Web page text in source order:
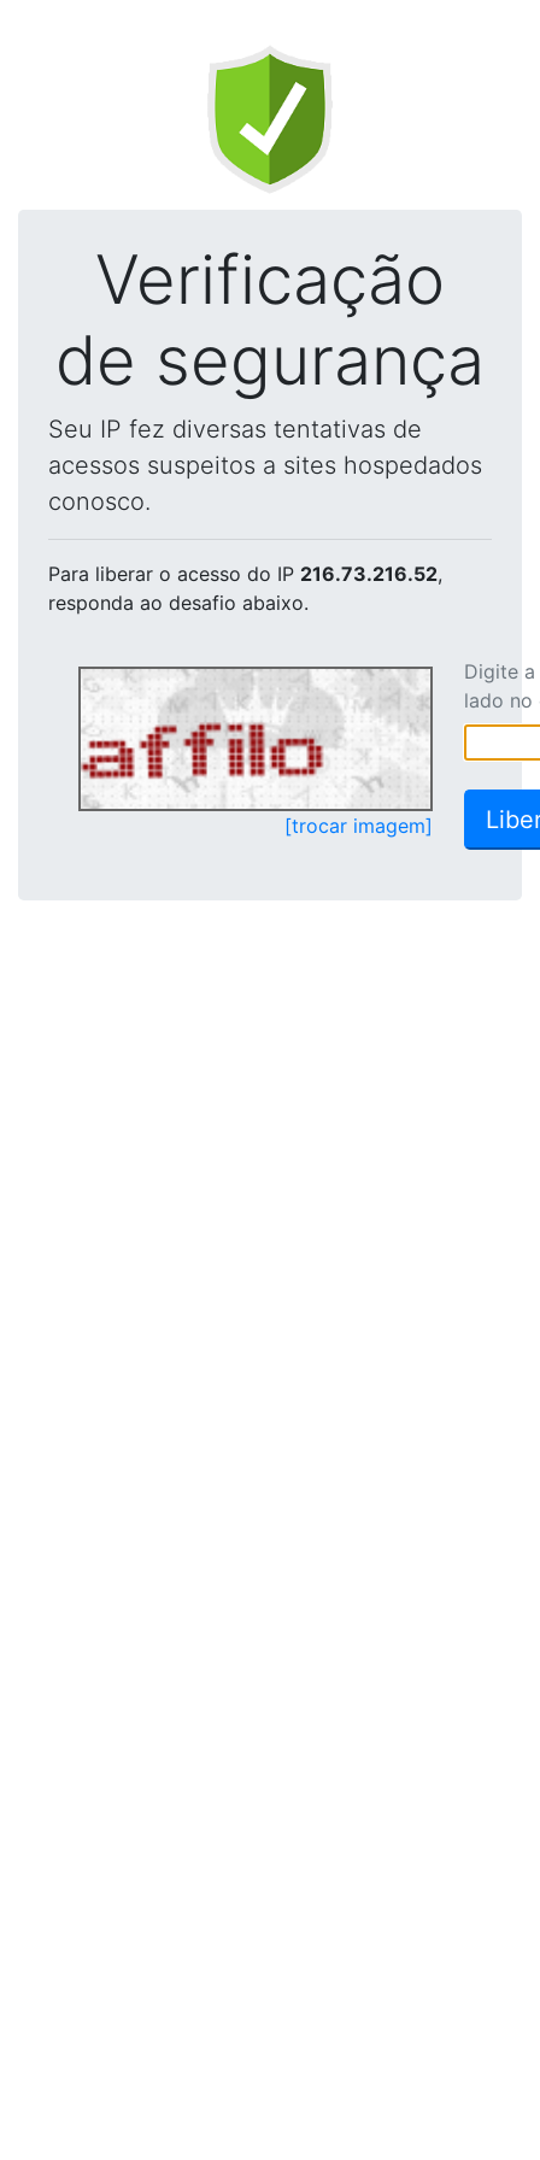
Verificação
de segurança
Seu IP fez diversas tentativas de
acessos suspeitos a sites hospedados
conosco.
Para liberar o acesso do IP 216.73.216.52,
responda ao desafio abaixo.
[trocar imagem]
Digite
lado no